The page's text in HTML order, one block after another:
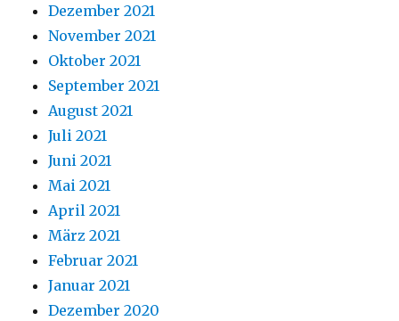
Dezember 2021
November 2021
Oktober 2021
September 2021
August 2021
Juli 2021
Juni 2021
Mai 2021
April 2021
März 2021
Februar 2021
Januar 2021
Dezember 2020